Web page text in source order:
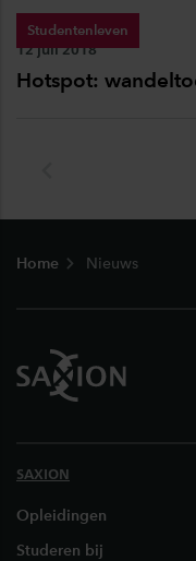
Studentenleven
Publicatiedatum:
12 juli 2018
Hotspot:
Home Nieuws
SAXION
Opleidingen
Studeren bij